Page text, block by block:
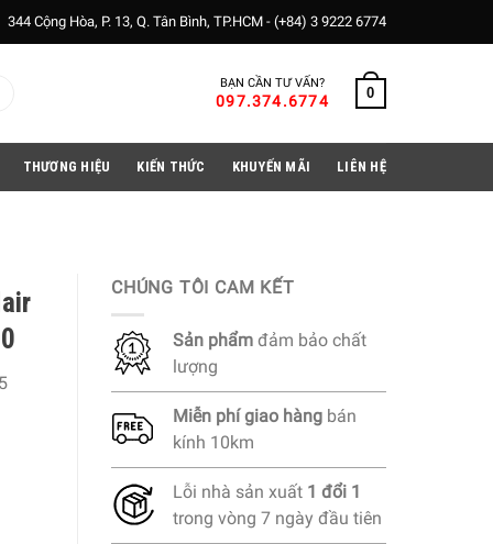
344 Cộng Hòa, P. 13, Q. Tân Bình, TP.HCM - (+84) 3 9222 6774
BẠN CẦN TƯ VẤN?
097.374.6774 0
THƯƠNG HIỆU KIẾN THỨC KHUYẾN MÃI LIÊN HỆ
CHÚNG TÔI CAM KẾT
Sản phẩm đảm bảo chất
lượng
Miễn phígiao hàng bán
kính 10km
Lỗi nhà sản xuất 1 đổi 1
trong vòng 7 ngày đầu tiên